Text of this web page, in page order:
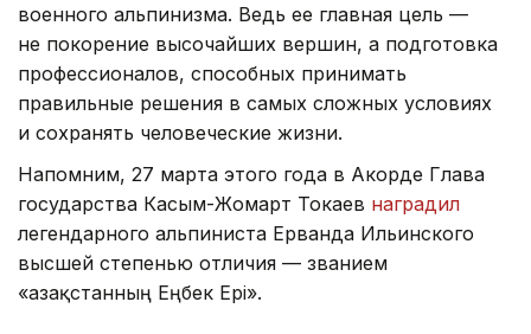
военного альпинизма. Ведь ее главная цель —
не покорение высочайших вершин, а подготовка
профессионалов, способных принимать
правильные решения в самых сложных условиях
и сохранять человеческие жизни.
Напомним, 27 марта этого года в Акорде Глава
государства Касым-Жомарт Токаев наградил
легендарного альпиниста Ерванда Ильинского
высшей степенью отличия — званием
«Қазақстанның Еңбек Ері».